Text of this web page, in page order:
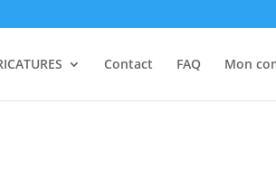
Contact FAQ Mon